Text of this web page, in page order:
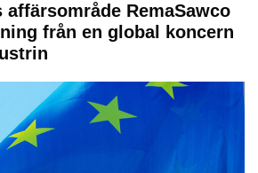
affärsområde RemaSawco
från en global koncern